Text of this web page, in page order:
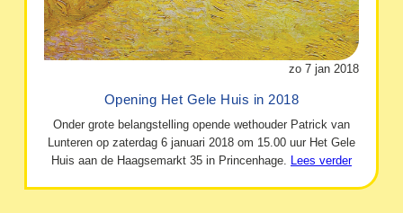
zo 7 jan 2018
Opening Het Gele Huis in 2018
Onder grote belangstelling opende wethouder Patrick van
Lunteren op zaterdag 6 januari 2018 om 15.00 uur Het Gele
Huis aan de Haagsemarkt 35 in Princenhage. Lees verder